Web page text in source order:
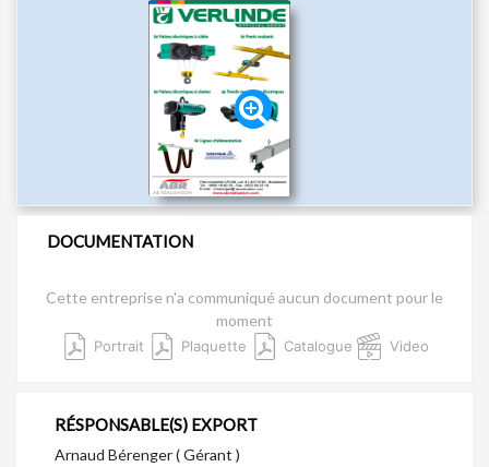
DOCUMENTATION
Cette entreprise n'a communiqué aucun document pour le
moment
Portrait Plaquette Catalogue Video
RÉSPONSABLE(S) EXPORT
Arnaud Bérenger ( Gérant )